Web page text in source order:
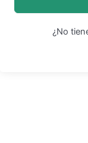
¿No